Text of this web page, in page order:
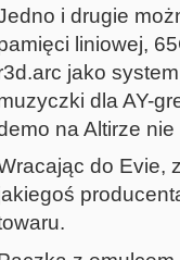
i drugie
liniowej,
jako
dla AY-
na Altirze
do Evie,